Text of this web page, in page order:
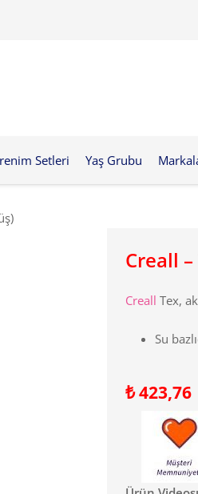
Setleri Yaş Grubu
Creall
Creall Tex,
Su
₺423,76